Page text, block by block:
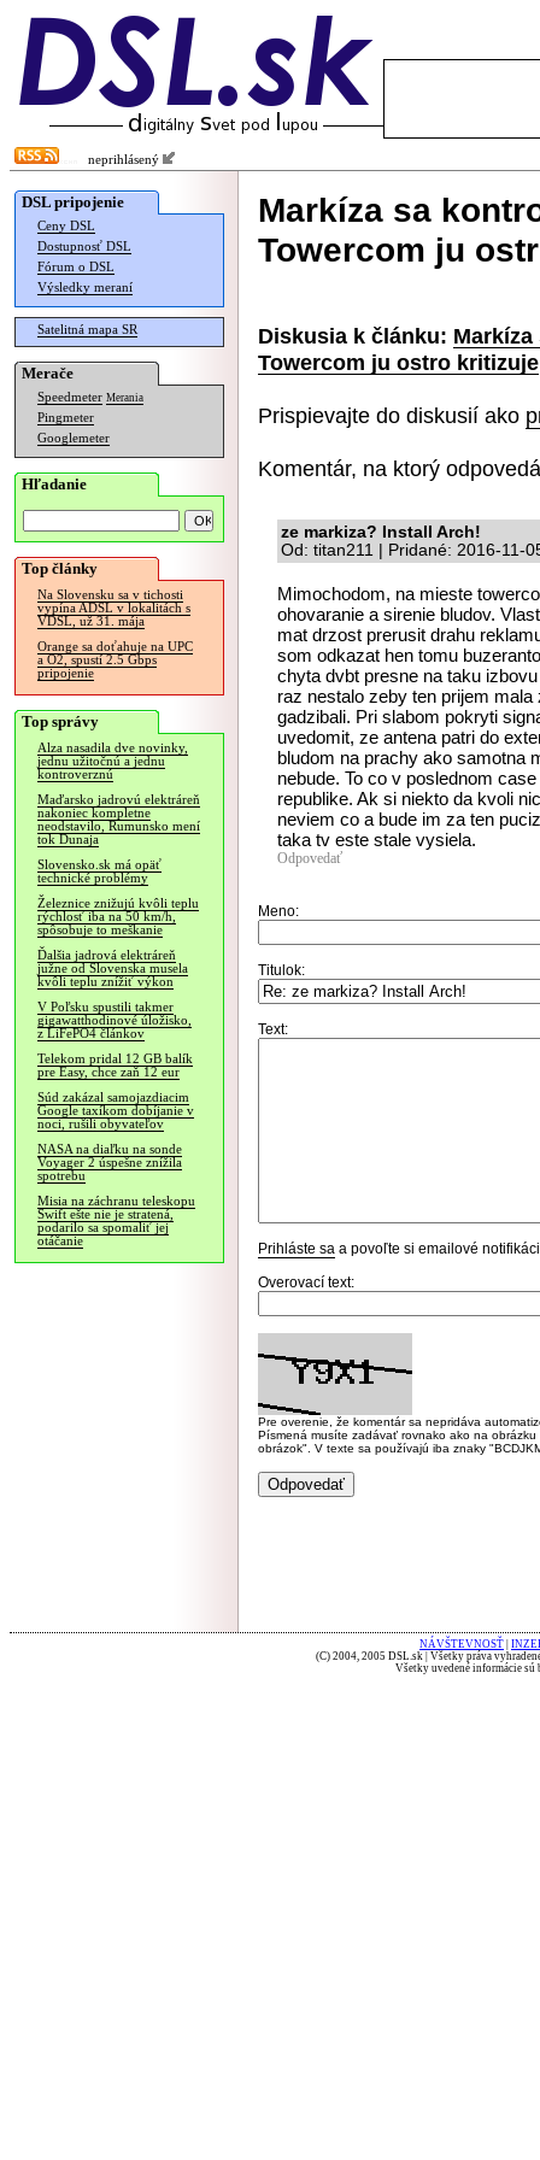
neprihlásený
DSL pripojenie
Ceny DSL
Dostupnosť DSL
Fórum o DSL
Výsledky meraní
Satelitná mapa SR
Merače
Speedmeter Merania
Pingmeter
Googlemeter
Hľadanie
Top články
Na Slovensku sa v tichosti
vypína ADSL v lokalitách s
VDSL, už 31. mája
Orange sa doťahuje na UPC
a O2, spustí 2.5 Gbps
pripojenie
Top správy
Alza nasadila dve novinky,
jednu užitočnú a jednu
kontroverznú
Maďarsko jadrovú elektráreň
nakoniec kompletne
neodstavilo, Rumunsko mení
tok Dunaja
Slovensko.sk má opäť
technické problémy
Železnice znižujú kvôli teplu
rýchlosť iba na 50 km/h,
spôsobuje to meškanie
Ďalšia jadrová elektráreň
južne od Slovenska musela
kvôli teplu znížiť výkon
V Poľsku spustili takmer
gigawatthodinové úložisko,
z LiFePO4 článkov
Telekom pridal 12 GB balík
pre Easy, chce zaň 12 eur
Súd zakázal samojazdiacim
Google taxíkom dobíjanie v
noci, rušili obyvateľov
NASA na diaľku na sonde
Voyager 2 úspešne znížila
spotrebu
Misia na záchranu teleskopu
Swift ešte nie je stratená,
podarilo sa spomaliť jej
otáčanie
Markíza sa
Towercom ju
Diskusia k článku:
Towercom ju ostro kritizuje
Prispievajte do diskusií ako
Komentár, na ktorý
ze markiza? Install Arch!
Od: titan211 | Pridané: 2016-11-
Mimochodom, na mieste
ohovaranie a sirenie bludov.
mat drzost prerusit drahu
som odkazat hen tomu
chyta dvbt presne na taku
raz nestalo zeby ten prijem
gadzibali. Pri slabom pokryti
uvedomit, ze antena patri do
bludom na prachy ako samotna
nebude. To co v poslednom
republike. Ak si niekto da kvoli
neviem co a bude im za ten
taka tv este stale vysiela.
Odpovedať
Meno:
Titulok:
Text:
Prihláste sa a povoľte si emailové
Overovací text:
Pre overenie, že komentár sa nepridáva
Písmená musíte zadávať rovnako ako na
obrázok". V texte sa používajú iba znaky
NÁVŠTEVNOSŤ
(C) 2004, 2005 DSL.sk | Všetky práva
Všetky uvedené informácie sú